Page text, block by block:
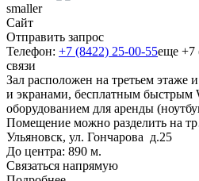
smaller
Сайт
Отправить запрос
Телефон: +7 (8422) 25-00-55еще +7
связи
Зал расположен на третьем
и экранами, бесплатным быстрым
оборудованием для аренды
Помещение можно разделить на
Ульяновск, ул. Гончарова д.25
До центра: 890 м.
Связаться напрямую